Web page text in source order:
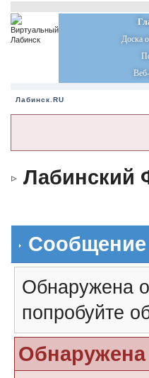
Доска
Лабинск.RU
Лабинский
Обнаружена
попробуйте